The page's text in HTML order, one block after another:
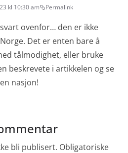
kl 10:30 am Permalink
ovenfor… den er ikke
Det er enten bare å
tålmodighet, eller bruke
beskrevete i artikkelen og se
nasjon!
bli publisert. Obligatoriske